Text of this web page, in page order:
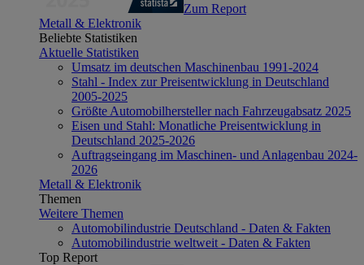
Zum Report
Metall & Elektronik
Beliebte Statistiken
Aktuelle Statistiken
Umsatz im deutschen Maschinenbau 1991-2024
Stahl - Index zur Preisentwicklung in Deutschland
2005-2025
Größte Automobilhersteller nach Fahrzeugabsatz 2025
Eisen und Stahl: Monatliche Preisentwicklung in
Deutschland 2025-2026
Auftragseingang im Maschinen- und Anlagenbau 2024-
2026
Metall & Elektronik
Themen
Weitere Themen
Automobilindustrie Deutschland - Daten & Fakten
Automobilindustrie weltweit - Daten & Fakten
Top Report